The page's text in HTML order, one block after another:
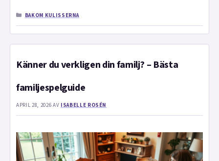
KATEGORIER
BAKOM KULISSERNA
Känner du verkligen din familj? – Bästa
familjespelguide
APRIL 28, 2026 AV ISABELLE ROSÉN